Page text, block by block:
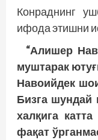
Кон­раднинг
ифода этишни
“Алишер
муштарак
Навоийдек
Бизга шундай
халқига
фақат